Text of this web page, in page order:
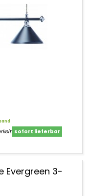
sofort lieferbar
Evergreen 3-